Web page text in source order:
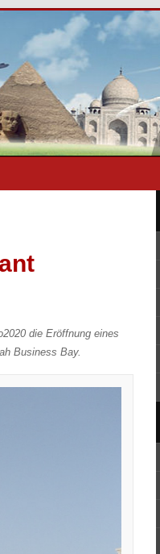
die Eröffnung eines
Business Bay.